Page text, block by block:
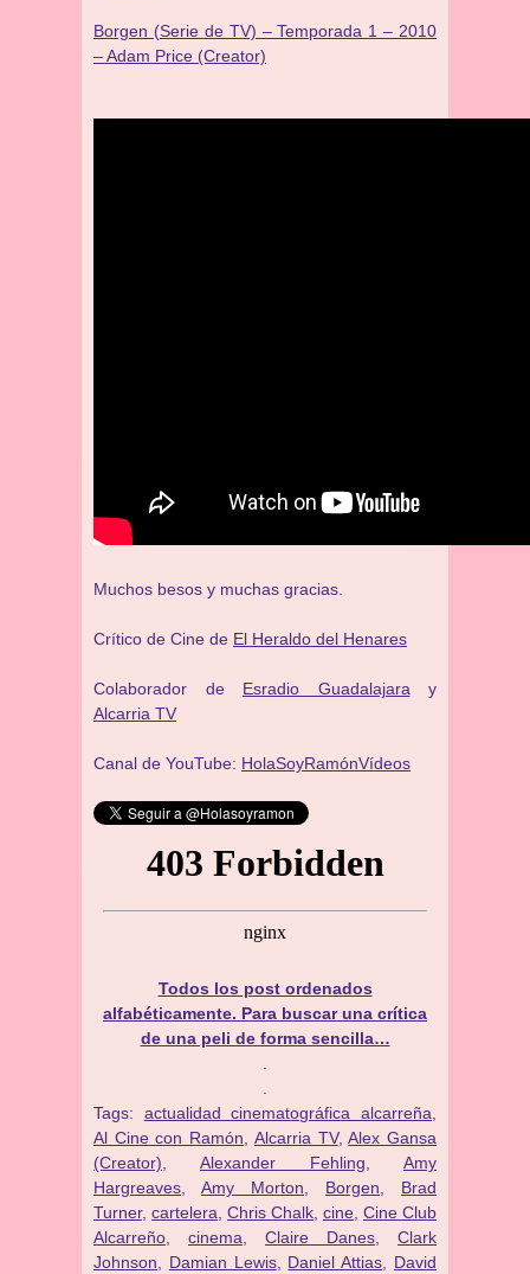
Borgen (Serie de TV) – Temporada 1 – 2010
– Adam Price (Creator)
Muchos besos y muchas gracias.
Crítico de Cine de El Heraldo del Henares
Colaborador de Esradio Guadalajara y
Alcarria TV
Canal de YouTube: HolaSoyRamónVídeos
Todos los post ordenados
alfabéticamente. Para buscar una crítica
de una peli de forma sencilla…
Tags: actualidad cinematográfica alcarreña
Al Cine con Ramón
Alcarria TV,Alex Gansa
(Creator)
Alexander Fehling
Amy
Hargreaves
Amy Morton Borgen
Brad
Turner, cartelera Chris Chalk cine Cine Club
Alcarreño
cinema Claire Danes
Clark
Johnson
Damian Lewis, Daniel Attias David